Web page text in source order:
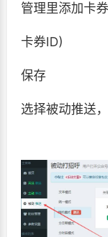
管理里添加卡
卡券ID)
保存
选择被动推送